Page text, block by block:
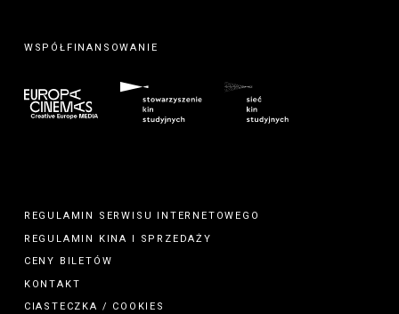
WSPÓŁFINANSOWANIE
REGULAMIN SERWISU INTERNETOWEGO
REGULAMIN KINA I
SPRZEDAŻY
CENY BILETÓW
KONTAKT
CIASTECZKA / COOKIES